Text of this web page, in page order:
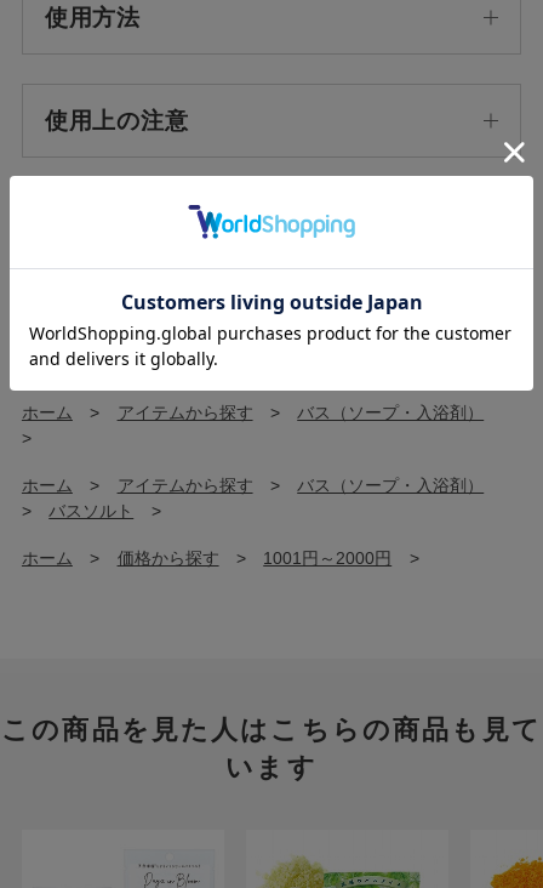
使用方法
使用上の注意
>
>
ガーデン >
ホーム > 香りから探す
ホーム > アイテムから探す >
バス（ソープ・入浴剤）
>
ホーム > アイテムから探す >
バス（ソープ・入浴剤）
>
バスソルト >
ホーム > 価格から探す > 1001円～2000円 >
この商品を見た人はこちらの商品も見て
います